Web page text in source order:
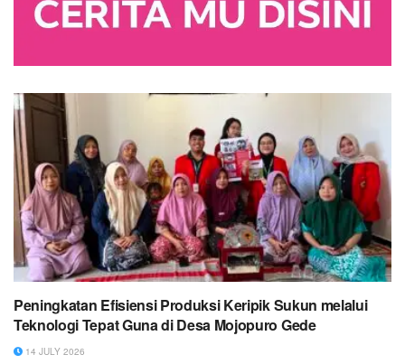
Peningkatan Efisiensi Produksi Keripik Sukun melalui
Teknologi Tepat Guna di Desa Mojopuro Gede
14 JULY 2026